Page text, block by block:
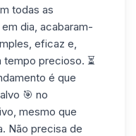
todas as
dia, acabaram-
eficaz e,
precioso. ⏳
é que
🎯 no
mesmo que
Não precisa de